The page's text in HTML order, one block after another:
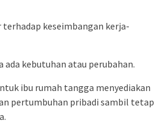
terhadap keseimbangan kerja-
ada kebutuhan atau perubahan.
ibu rumah tangga menyediakan
pertumbuhan pribadi sambil tetap